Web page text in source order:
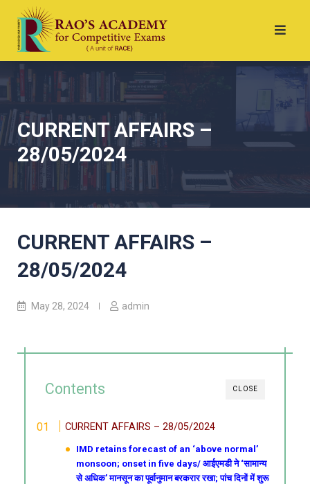
CURRENT AFFAIRS –
28/05/2024
CURRENT AFFAIRS –
28/05/2024
May 28, 2024 admin
CLOSE
Contents
CURRENT AFFAIRS – 28/05/2024
IMD retains forecast of an ‘above normal’
monsoon; onset in five days/ आईएमडी ने ‘सामान्य
से अधिक’ मानसून का पूर्वानुमान बरकरार रखा; पांच दिनों में शुरू